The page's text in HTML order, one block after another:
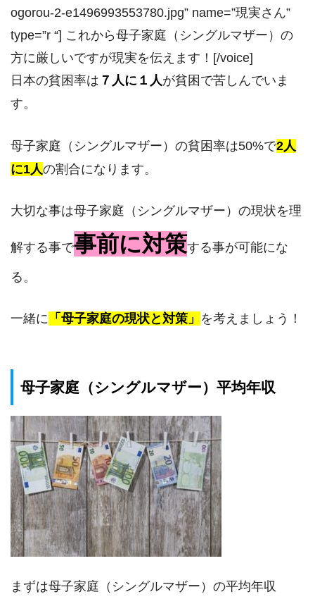
ogorou-2-e1496993553780.jpg” name=”現実さん”
type=”r “] これから母子家庭（シングルマザー）の
方に厳しいですが現実を伝えます！[/voice]
日本の貧困率は ７人に１人が貧困で苦しんでいま
す。
母子家庭（シングルマザー）の貧困率は50%で2人
に1人の割合になります。
大切な事は母子家庭（シングルマザー）の現状を理
解する事で事前に対策する事が可能にな
る。
一緒に 「母子家庭の現状と対策」 を考えましょう！
母子家庭（シングルマザー）平均年収
まずは母子家庭（シングルマザー）の平均年収